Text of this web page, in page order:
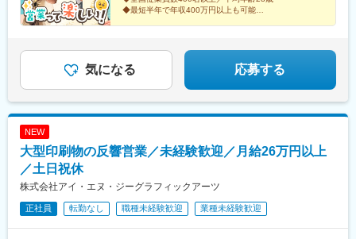
◆最短半年で年収400万円以上も可能
これから成長する拠点を一緒に盛り上げましょう！
気になる 応募する
NEW
大型印刷物の反響営業／未経験歓迎／月給26万円以上
／土日祝休
株式会社アイ・エヌ・ジーグラフィックアーツ
正社員 転勤なし 職種未経験歓迎 業種未経験歓迎